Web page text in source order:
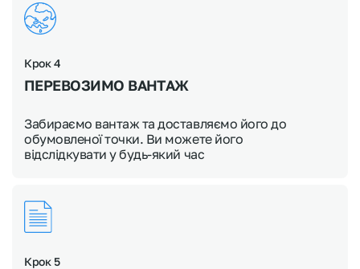
Крок 4
ПЕРЕВОЗИМО ВАНТАЖ
Забираємо вантаж та доставляємо його до
обумовленої точки. Ви можете його
відслідкувати у будь-який час
Крок 5